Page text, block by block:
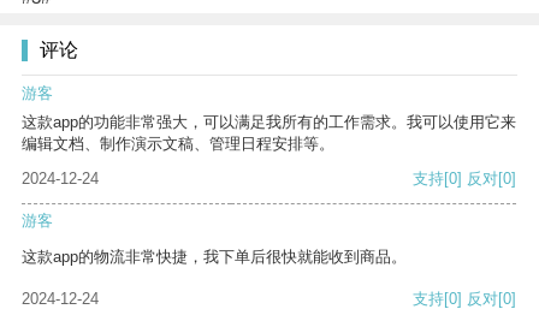
评论
游客
这款app的功能非常强大，可以满足我所有的工作需求。我可以使用它来
编辑文档、制作演示文稿、管理日程安排等。
2024-12-24
支持[0] 反对[0]
游客
这款app的物流非常快捷，我下单后很快就能收到商品。
2024-12-24 支持[0] 反对[0]